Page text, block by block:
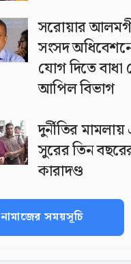
সরোয়ার
সংসদ
যোগ দিতে বাধা
আপিল বিভাগ
দুর্নীতির
সুরের তিন
কারাদণ্ড
নামাজের সময়সূচি